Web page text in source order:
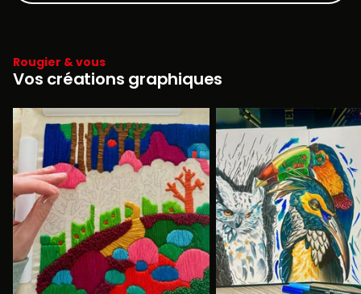
Rougier & vous
Vos créations graphiques